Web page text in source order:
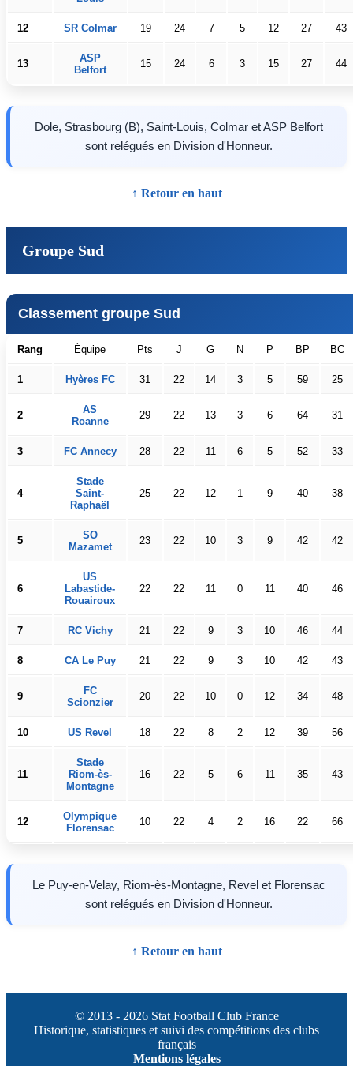
12 SR Colmar 19 24 7 5 12 27 43
13
ASP
Belfort
15 24 6 3 15 27 44
Dole, Strasbourg (B), Saint-Louis, Colmar et ASP Belfort
sont relégués en Division d'Honneur.
↑ Retour en haut
Groupe Sud
Classement groupe Sud
Rang Équipe Pts J G N P BP BC
1 Hyères FC 31 22 14 3 5 59 25
2
AS
Roanne
29 22 13 3 6 64 31
3 FC Annecy 28 22 11 6 5 52 33
4
Stade
Saint-
Raphaël
25 22 12 1 9 40 38
5
SO
Mazamet
23 22 10 3 9 42 42
6
US
Labastide-
Rouairoux
22 22 11 0 11 40 46
7 RC Vichy 21 22 9 3 10 46 44
8 CA Le Puy 21 22 9 3 10 42 43
9
FC
Scionzier
20 22 10 0 12 34 48
10 US Revel 18 22 8 2 12 39 56
11
Stade
Riom-ès-
Montagne
16 22 5 6 11 35 43
12
Olympique
Florensac
10 22 4 2 16 22 66
Le Puy-en-Velay, Riom-ès-Montagne, Revel et Florensac
sont relégués en Division d'Honneur.
↑ Retour en haut
© 2013 - 2026 Stat Football Club France
Historique, statistiques et suivi des compétitions des clubs
français
Mentions légales